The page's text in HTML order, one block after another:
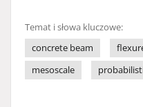
Temat i słowa kluczowe:
concrete beam
mesoscale